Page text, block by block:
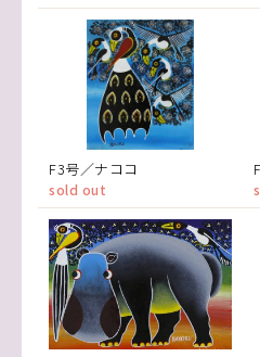
F3号／ナココ
sold out